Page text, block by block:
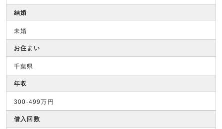
結婚
未婚
お住まい
千葉県
年収
300-499万円
借入回数